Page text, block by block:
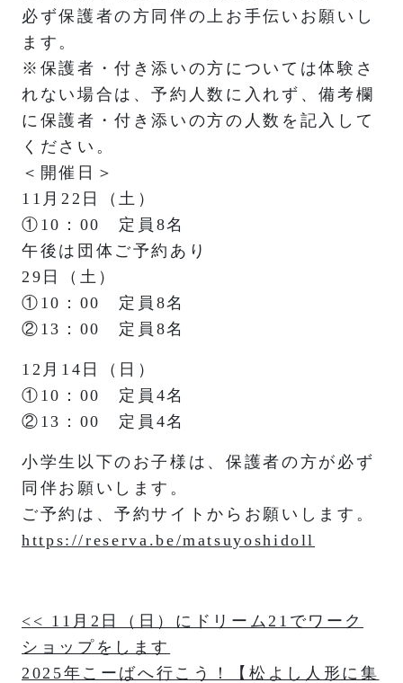
必ず保護者の方同伴の上お手伝いお願いし
ます。
※保護者・付き添いの方については体験さ
れない場合は、予約人数に入れず、備考欄
に保護者・付き添いの方の人数を記入して
ください。
＜開催日＞
11月22日（土）
①10：00 定員8名
午後は団体ご予約あり
29日（土）
①10：00 定員8名
②13：00 定員8名
12月14日（日）
①10：00 定員4名
②13：00 定員4名
小学生以下のお子様は、保護者の方が必ず
同伴お願いします。
ご予約は、予約サイトからお願いします。
https://reserva.be/matsuyoshidoll
投
稿
<< 11月2日（日）にドリーム21でワーク
ショップをします
2025年こーばへ行こう！【松よし人形に集